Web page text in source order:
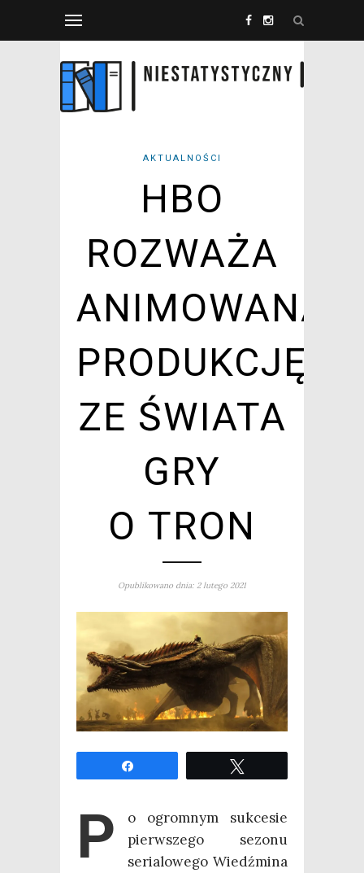
AKTUALNOŚCI
HBO
ROZWAŻA
ANIMOWANĄ
PRODUKCJĘ
ZE ŚWIATA
GRY
O TRON
Opublikowano dnia: 2 lutego 2021
P
o ogrom­nym suk­ce­sie
pierw­sze­go sezo­nu
seria­lo­we­go Wiedź­mi­na